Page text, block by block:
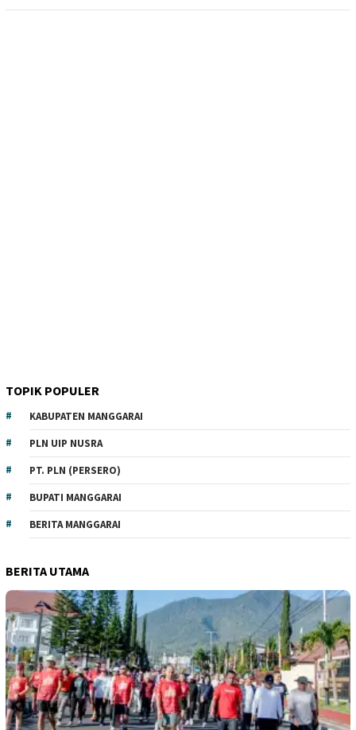
TOPIK POPULER
KABUPATEN MANGGARAI
PLN UIP NUSRA
PT. PLN (PERSERO)
BUPATI MANGGARAI
BERITA MANGGARAI
BERITA UTAMA